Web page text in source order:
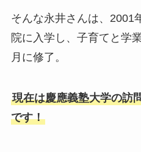
そんな永井さんは、2001
院に入学し、子育てと学
月に修了。
現在は慶應義塾大学の訪
です！